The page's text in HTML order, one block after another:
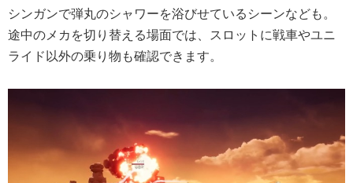
シンガンで弾丸のシャワーを浴びせているシーンなども。
途中のメカを切り替える場面では、スロットに戦車やユニ
ライド以外の乗り物も確認できます。